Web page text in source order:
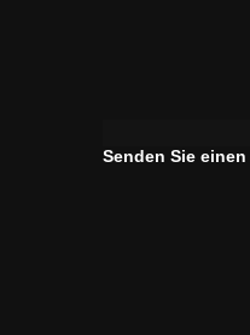
Senden Sie